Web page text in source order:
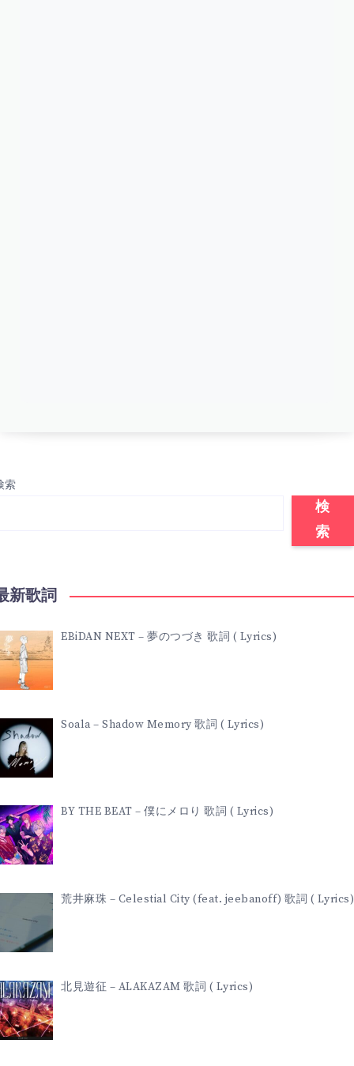
索
検
索
新歌詞
EBiDAN NEXT – 夢のつづき 歌詞 ( Lyrics)
Soala – Shadow Memory 歌詞 ( Lyrics)
BY THE BEAT – 僕にメロり 歌詞 ( Lyrics)
荒井麻珠 – Celestial City (feat. jeebanoff) 歌詞 ( Lyrics)
北見遊征 – ALAKAZAM 歌詞 ( Lyrics)